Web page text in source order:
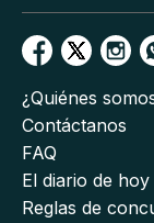
¿Quiénes
Contáctanos
FAQ
El diario de hoy
Reglas de